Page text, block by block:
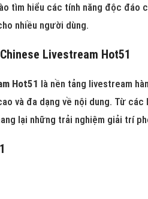
tìm hiểu các tính năng độc
nhiều người dùng.
Livestream Hot51
Hot51 là nền tảng livestream
và đa dạng về nội dung. Từ
lại những trải nghiệm giải trí